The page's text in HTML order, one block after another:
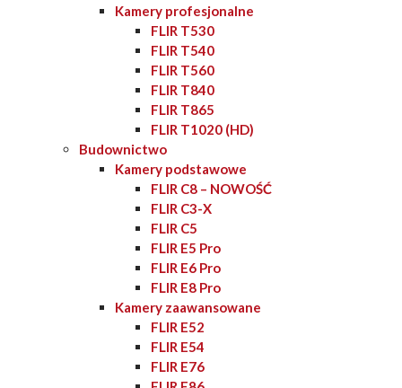
Kamery profesjonalne
FLIR T530
FLIR T540
FLIR T560
FLIR T840
FLIR T865
FLIR T1020 (HD)
Budownictwo
Kamery podstawowe
FLIR C8 – NOWOŚĆ
FLIR C3-X
FLIR C5
FLIR E5 Pro
FLIR E6 Pro
FLIR E8 Pro
Kamery zaawansowane
FLIR E52
FLIR E54
FLIR E76